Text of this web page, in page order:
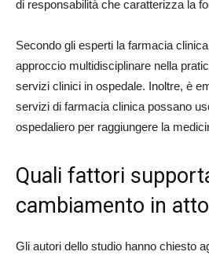
di responsabilità che caratterizza la
Secondo gli esperti la farmacia
approccio multidisciplinare nella
servizi clinici in ospedale. Inoltre, è
servizi di farmacia clinica possano
ospedaliero per raggiungere la
Quali fattori
cambiamento in
Gli autori dello studio hanno chiesto